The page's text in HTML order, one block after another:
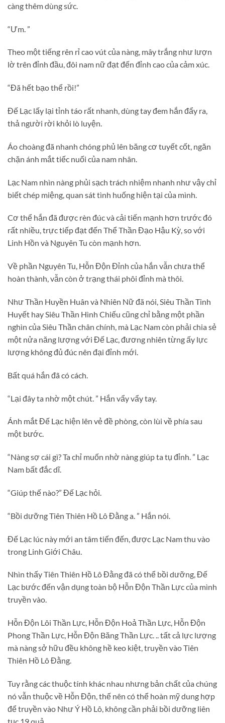
càng thêm dùng sức.
“Ưm. ”
Theo một tiếng rên rỉ cao vút của nàng, mây trắng như lượn
lờ trên đỉnh đầu, đôi nam nữ đạt đến đỉnh cao của cảm xúc.
“Đã hết bạo thể rồi!”
Đế Lạc lấy lại tỉnh táo rất nhanh, dùng tay đem hắn đẩy ra,
thả người rời khỏi lò luyện.
Áo choàng đã nhanh chóng phủ lên băng cơ tuyết cốt, ngăn
chặn ánh mắt tiếc nuối của nam nhân.
Lạc Nam nhìn nàng phủi sạch trách nhiệm nhanh như vậy chỉ
biết chép miệng, quan sát tình huống hiện tại của mình.
Cơ thể hắn đã được rèn đúc và cải tiến mạnh hơn trước đó
rất nhiều, trực tiếp đạt đến Thể Thần Đạo Hậu Kỳ, so với
Linh Hồn và Nguyên Tu còn mạnh hơn.
Về phần Nguyên Tu, Hỗn Độn Đỉnh của hắn vẫn chưa thể
hoàn thành, vẫn còn ở trạng thái phôi đỉnh mà thôi.
Như Thần Huyền Huân và Nhiên Nữ đã nói, Siêu Thần Tinh
Huyết hay Siêu Thần Hình Chiếu cũng chỉ bằng một phần
nghìn của Siêu Thần chân chính, mà Lạc Nam còn phải chia sẻ
một nửa năng lượng với Đế Lạc, đương nhiên từng ấy lực
lượng không đủ đúc nên đại đỉnh mới.
Bất quá hắn đã có cách.
“Lại đây ta nhờ một chút. ” Hắn vẩy vẩy tay.
Ánh mắt Đế Lạc hiện lên vẻ đề phòng, còn lùi về phía sau
một bước.
“Nàng sợ cái gì? Ta chỉ muốn nhờ nàng giúp ta tụ đỉnh. ” Lạc
Nam bất đắc dĩ.
“Giúp thế nào?” Đế Lạc hỏi.
“Bồi dưỡng Tiên Thiên Hồ Lô Đằng a. ” Hắn nói.
Đế Lạc lúc này mới an tâm tiến đến, được Lạc Nam thu vào
trong Linh Giới Châu.
Nhìn thấy Tiên Thiên Hồ Lô Đằng đã có thể bồi dưỡng, Đế
Lạc bước đến vận dụng toàn bộ Hỗn Độn Thần Lực của mình
truyền vào.
Hỗn Độn Lôi Thần Lực, Hỗn Độn Hoả Thần Lực, Hỗn Độn
Phong Thần Lực, Hỗn Độn Băng Thần Lực. .. tất cả lực lượng
mà nàng sở hữu đều không hề keo kiệt, truyền vào Tiên
Thiên Hồ Lô Đằng.
Tuy rằng các thuộc tính khác nhau nhưng bản chất của chúng
nó vẫn thuộc về Hỗn Độn, thế nên có thể hoàn mỹ dung hợp
để truyền vào Như Ý Hồ Lô, không cần phải bồi dưỡng liên